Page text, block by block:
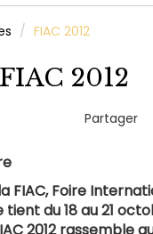
FIAC 2012
FIAC 2012
Partager
FIAC, Foire
du 18 au 21
2012 rassemble